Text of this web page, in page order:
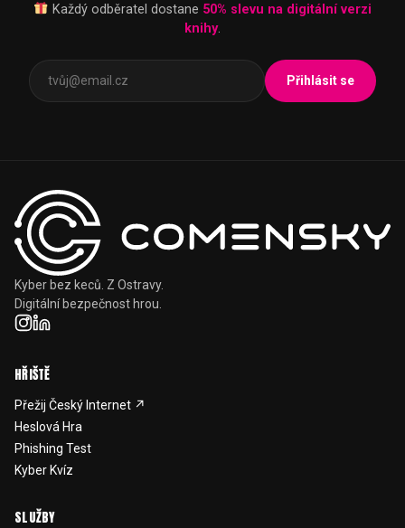
Každý odběratel dostane 50% slevu na digitální verzi
knihy.
Přihlásit se
Kyber bez keců. Z Ostravy.
Digitální bezpečnost hrou.
HŘIŠTĚ
Přežij Český Internet ↗
Heslová Hra
Phishing Test
Kyber Kvíz
SLUŽBY